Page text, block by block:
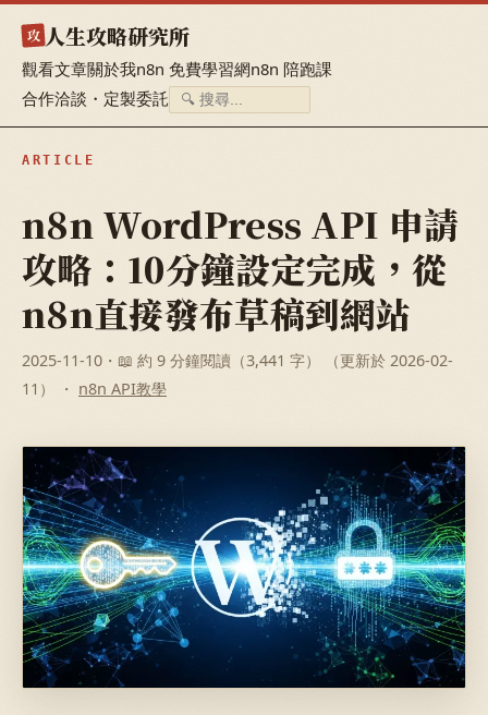
攻 人生攻略研究所
觀看文章關於我n8n 免費學習網n8n 陪跑課
合作洽談・定製委託
ARTICLE
n8n WordPress API 申請
攻略：10分鐘設定完成，從
n8n直接發布草稿到網站
2025-11-10 ・📖 約 9 分鐘閱讀（3,441 字） （更新於 2026-02-
11） ・ n8n API教學